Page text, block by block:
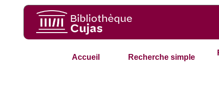
Accueil Recherche simple